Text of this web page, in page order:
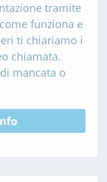
tramite
funziona e
ti chiariamo i
chiamata.
mancata o